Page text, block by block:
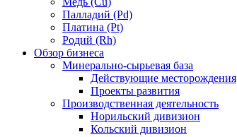
Палладий (Pd)
Платина (Pt)
Родий (Rh)
Обзор бизнеса
Минерально-сырьевая база
Действующие месторождения
Проекты развития
Производственная деятельность
Норильский дивизион
Кольский дивизион